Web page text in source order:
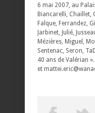
6 mai 2007, au
Biancarelli, Chaillet,
Falque, Ferrandez,
Jarbinet, Julié,
Mézières, Miguel,
Sentenac, Seron,
40 ans de Valérian
et